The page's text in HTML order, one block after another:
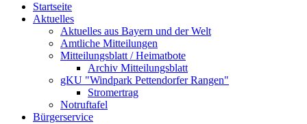
Startseite
Aktuelles
Aktuelles aus Bayern und der Welt
Amtliche Mitteilungen
Mitteilungsblatt / Heimatbote
Archiv Mitteilungsblatt
gKU "Windpark Pettendorfer Rangen"
Stromertrag
Notruftafel
Bürgerservice